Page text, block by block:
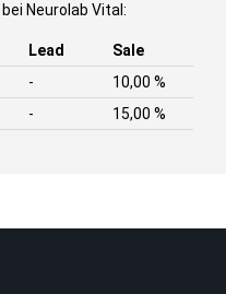
Neurolab Vital:
Lead
Sale
-
10,00 %
- 15,00 %